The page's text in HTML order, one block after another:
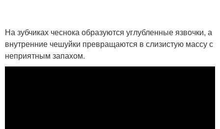
На зубчиках чеснока образуются углубленные язвочки, а
внутренние чешуйки превращаются в слизистую массу с
неприятным запахом.